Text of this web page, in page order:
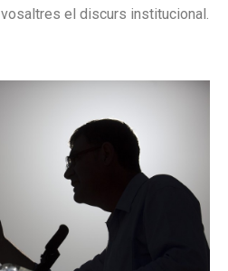
el discurs institucional.